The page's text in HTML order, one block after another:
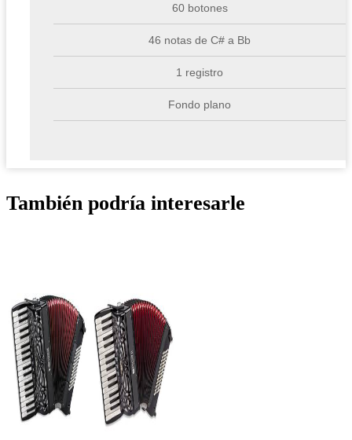
60 botones
46 notas de C# a Bb
1 registro
Fondo plano
También podría interesarle